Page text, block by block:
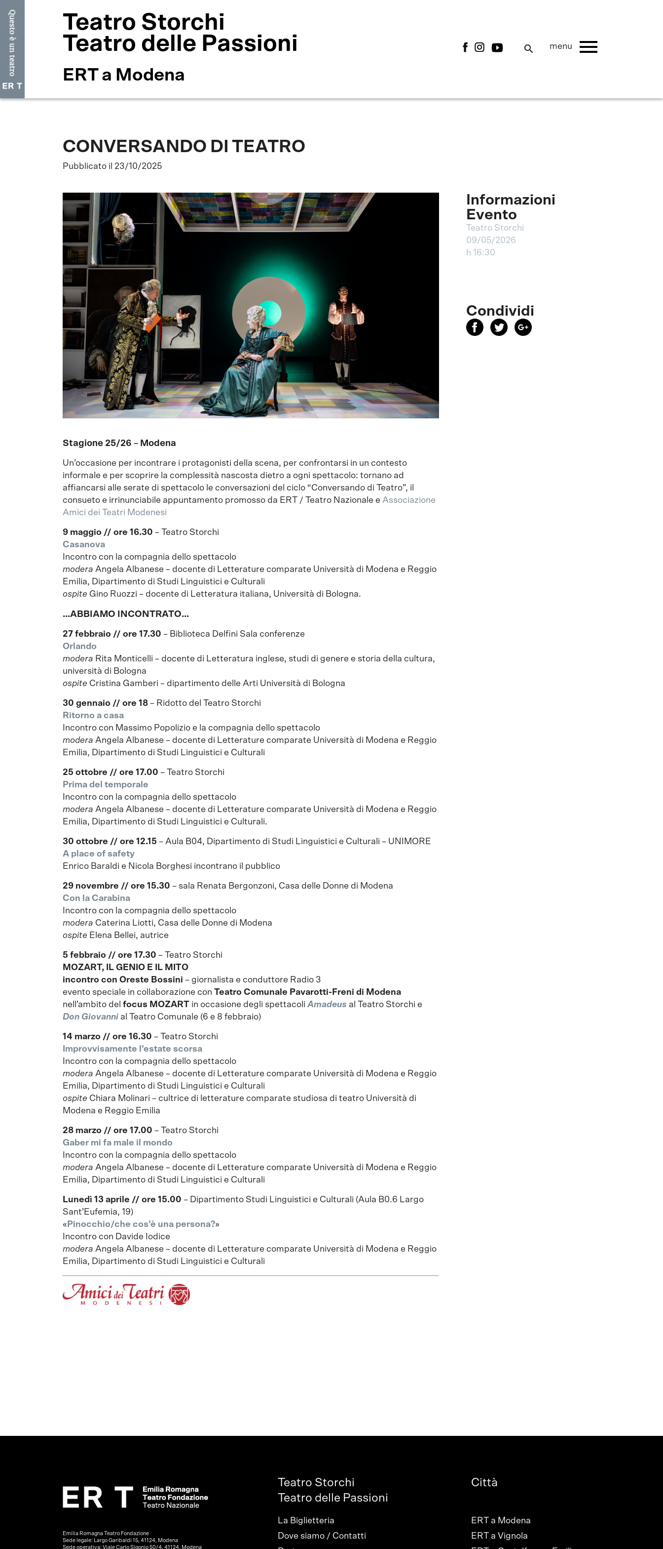
Teatro Storchi
Teatro delle Passioni
ERT a Modena
search menu menu
CONVERSANDO DI TEATRO
Pubblicato il 23/10/2025
Stagione 25/26 – Modena
Un’occasione per incontrare i protagonisti della scena, per confrontarsi in un contesto
informale e per scoprire la complessità nascosta dietro a ogni spettacolo: tornano ad
affiancarsi alle serate di spettacolo le conversazioni del ciclo “Conversando di Teatro”, il
consueto e irrinunciabile appuntamento promosso da ERT / Teatro Nazionale e Associazione
Amici dei Teatri Modenesi
9 maggio // ore 16.30 – Teatro Storchi
Casanova
Incontro con la compagnia dello spettacolo
modera Angela Albanese – docente di Letterature comparate Università di Modena e Reggio
Emilia, Dipartimento di Studi Linguistici e Culturali
ospite Gino Ruozzi – docente di Letteratura italiana, Università di Bologna.
…ABBIAMO INCONTRATO…
27 febbraio // ore 17.30 – Biblioteca Delfini Sala conferenze
Orlando
modera Rita Monticelli – docente di Letteratura inglese, studi di genere e storia della cultura,
università di Bologna
ospite Cristina Gamberi – dipartimento delle Arti Università di Bologna
30 gennaio // ore 18 – Ridotto del Teatro Storchi
Ritorno a casa
Incontro con Massimo Popolizio e la compagnia dello spettacolo
modera Angela Albanese – docente di Letterature comparate Università di Modena e Reggio
Emilia, Dipartimento di Studi Linguistici e Culturali
25 ottobre // ore 17.00 – Teatro Storchi
Prima del temporale
Incontro con la compagnia dello spettacolo
modera Angela Albanese – docente di Letterature comparate Università di Modena e Reggio
Emilia, Dipartimento di Studi Linguistici e Culturali.
30 ottobre // ore 12.15 – Aula B04, Dipartimento di Studi Linguistici e Culturali – UNIMORE
A place of safety
Enrico Baraldi e Nicola Borghesi incontrano il pubblico
29 novembre // ore 15.30 – sala Renata Bergonzoni, Casa delle Donne di Modena
Con la Carabina
Incontro con la compagnia dello spettacolo
modera Caterina Liotti, Casa delle Donne di Modena
ospite Elena Bellei, autrice
5 febbraio // ore 17.30 – Teatro Storchi
MOZART, IL GENIO E IL MITO
incontro con Oreste Bossini – giornalista e conduttore Radio 3
evento speciale in collaborazione con Teatro Comunale Pavarotti-Freni di Modena
nell’ambito del focus MOZART in occasione degli spettacoli Amadeus al Teatro Storchi e
Don Giovanni al Teatro Comunale (6 e 8 febbraio)
14 marzo // ore 16.30 – Teatro Storchi
Improvvisamente l’estate scorsa
Incontro con la compagnia dello spettacolo
modera Angela Albanese – docente di Letterature comparate Università di Modena e Reggio
Emilia, Dipartimento di Studi Linguistici e Culturali
ospite Chiara Molinari – cultrice di letterature comparate studiosa di teatro Università di
Modena e Reggio Emilia
28 marzo // ore 17.00 – Teatro Storchi
Gaber mi fa male il mondo
Incontro con la compagnia dello spettacolo
modera Angela Albanese – docente di Letterature comparate Università di Modena e Reggio
Emilia, Dipartimento di Studi Linguistici e Culturali
Lunedì 13 aprile // ore 15.00 – Dipartimento Studi Linguistici e Culturali (Aula B0.6 Largo
Sant’Eufemia, 19)
« Pinocchio/che cos’è una persona?»
Incontro con Davide Iodice
modera Angela Albanese – docente di Letterature comparate Università di Modena e Reggio
Emilia, Dipartimento di Studi Linguistici e Culturali
Informazioni
Evento
Teatro Storchi
09/05/2026
h 16:30
Condividi
Emilia Romagna Teatro Fondazione
Sede legale: Largo Garibaldi 15, 41124, Modena
Sede operativa: Viale Carlo Sigonio 50/4, 41124, Modena
Teatro Storchi
Teatro delle Passioni
La Biglietteria
Dove siamo / Contatti
Città
ERT a Modena
ERT a Vignola